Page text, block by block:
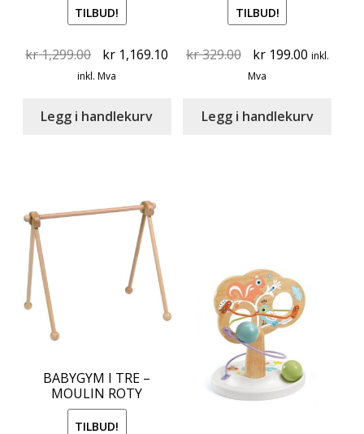
TILBUD!
kr1,299.00
Original
price
kr 1,299.00.
kr 1,169.10 Current
kr 1,169.10.
inkl. Mva
Legg i handlekurv
TILBUD!
kr329.00
Original
price
kr 329.00.
kr199.00Current
kr 199.00.
inkl.
Mva
Legg i handlekurv
BABYGYM I TRE –
MOULIN ROTY
TILBUD!